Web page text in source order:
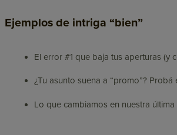
Ejemplos de intriga “bien”
El error #1 que baja tus aperturas (y
¿Tu asunto suena a “promo”? Probá
Lo que cambiamos en nuestra última